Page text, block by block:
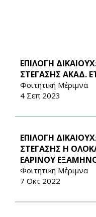
ΕΠΙΛΟΓΗ
ΣΤΕΓΑΣΗΣ ΑΚΑΔ.
Φοιτητική Μέριμνα
4 Σεπ 2023
ΕΠΙΛΟΓΗ
ΣΤΕΓΑΣΗΣ Η
ΕΑΡΙΝΟΥ
Φοιτητική Μέριμνα
7 Οκτ 2022